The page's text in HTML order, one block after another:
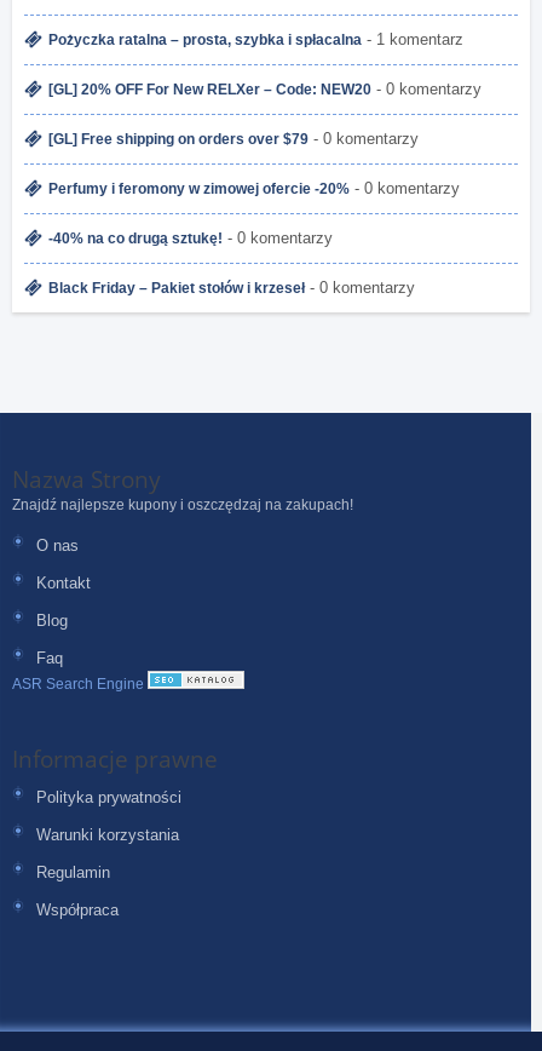
Pożyczka ratalna – prosta, szybka i spłacalna - 1 komentarz
[GL] 20% OFF For New RELXer – Code: NEW20 - 0 komentarzy
[GL] Free shipping on orders over $79 - 0 komentarzy
Perfumy i feromony w zimowej ofercie -20% - 0 komentarzy
-40% na co drugą sztukę! - 0 komentarzy
Black Friday – Pakiet stołów i krzeseł- 0 komentarzy
Nazwa Strony
Znajdź najlepsze kupony i oszczędzaj na zakupach!
O nas
Kontakt
Blog
Faq
ASR Search Engine
Informacje prawne
Polityka prywatności
Warunki korzystania
Regulamin
Współpraca